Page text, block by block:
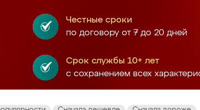
Честные сроки
по договору от 7 до 20 дней
Срок службы 10+ лет
с сохранением всех